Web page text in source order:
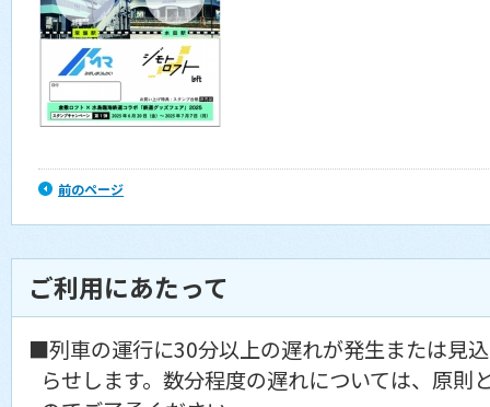
前のページ
ご利用にあたって
■列車の運行に30分以上の遅れが発生または見
らせします。数分程度の遅れについては、原則